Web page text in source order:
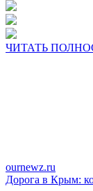
ЧИТАТЬ
ournewz.ru
Дорога в Крым: